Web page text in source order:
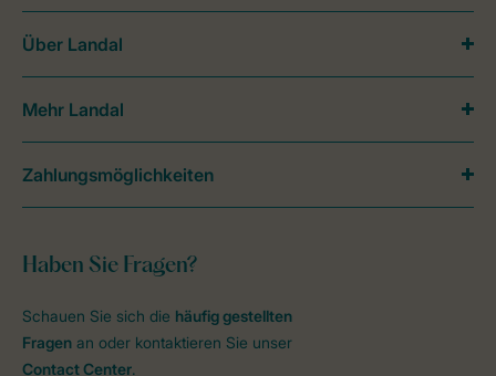
Haben Sie Fragen?
Schauen Sie sich die häufig gestellten
Fragen an oder kontaktieren Sie unser
Contact Center.
Über Landal
Mehr Landal
Zahlungsmöglichkeiten